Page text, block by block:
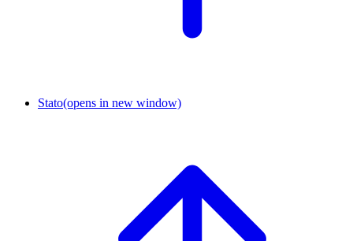
Stato(opens in new window)